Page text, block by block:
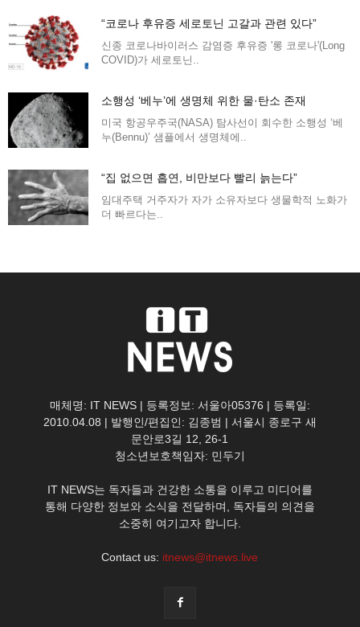
“코로나 후유증 세로토닌 고갈과 관련 있다”
신종 코로나바이러스 감염증 후유증 '롱 코로나'(Long
COVID)가 세로토닌..
소행성 ‘베누’에 생명체 위한 물·탄소 존재
미국 항공우주국(NASA) 탐사선이 회수한 소행성 ‘베
누(Bennu)’ 샘플에서 생명체에..
“집 없으면 흡연, 비만보다 빨리 늙는다”
임대주택 거주자가 자가 소유자보다 생물학적 노화가
더 빠르다는..
매체명: IT NEWS | 등록정보: 서울아05376 | 등록일:
2010.04.08 | 발행인/편집인: 김종범 | 서울시 종로구 새
문안로3길 12, 26-1
청소년보호책임자: 민두기
IT NEWS는 독자들과 건강한 소통을 이루고 미디어를
통해 다양한 정보와 소식을 전달하며, 독자들의 의견을
소중히 여기고자 합니다.
Contact us: itnews@itnews.live